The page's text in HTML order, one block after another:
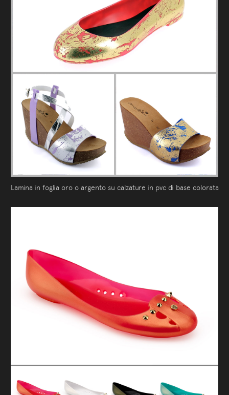
Lamina in foglia oro o argento su calzature in pvc di base colorata